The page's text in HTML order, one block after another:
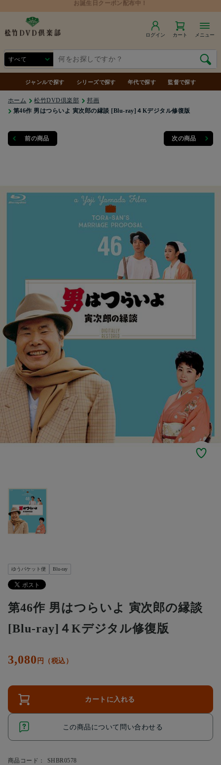
ログイン カート メニュー
ジャンルで探す シリーズで探す 年代で探す 監督で探す
ホーム 松竹DVD倶楽部
邦画
第46作 男はつらいよ 寅次郎の縁談 [Blu-ray]４Kデジタル修復版
前の商品 次の商品
ゆうパケット便 Blu-ray
第46作 男はつらいよ 寅次郎の縁談
[Blu-ray]４Kデジタル修復版
3,080 円（税込）
カートに入れる
この商品について問い合わせる
商品コード：
SHBR0578